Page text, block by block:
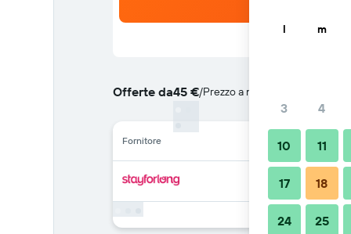
Offerte da45 €/Prezzo a notte più conveniente
Fornitore
l m
3 4
10 11
17 18
24 25